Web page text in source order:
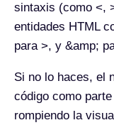
sintaxis (como <,
entidades HTML
para >, y &amp;
Si no lo haces, el
código como
rompiendo la